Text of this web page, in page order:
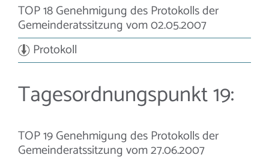
TOP 18 Genehmigung des Protokolls der
Gemeinderatssitzung vom 02.05.2007
Protokoll
Tagesordnungspunkt 19:
TOP 19 Genehmigung des Protokolls der
Gemeinderatssitzung vom 27.06.2007